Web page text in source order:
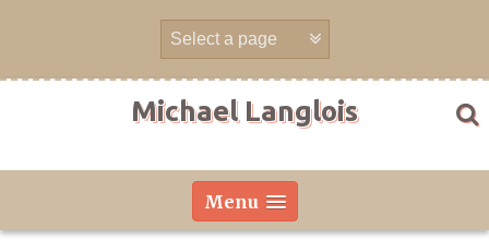
Michael Langlois
Menu